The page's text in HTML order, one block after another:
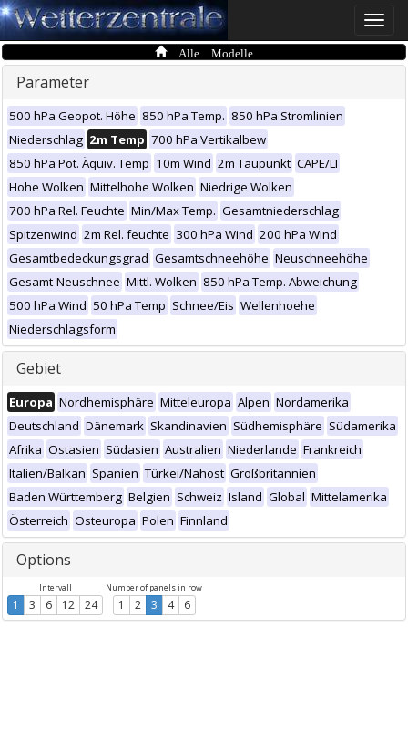
Toggle
Alle Modelle
Parameter
500 hPa Geopot. Höhe 850 hPa Temp. 850 hPa Stromlinien
Niederschlag 2m Temp 700 hPa Vertikalbew
850 hPa Pot. Äquiv. Temp 10m Wind 2m Taupunkt CAPE/LI
Hohe Wolken Mittelhohe Wolken Niedrige Wolken
700 hPa Rel. Feuchte Min/Max Temp. Gesamtniederschlag
Spitzenwind 2m Rel. feuchte 300 hPa Wind 200 hPa Wind
Gesamtbedeckungsgrad Gesamtschneehöhe Neuschneehöhe
Gesamt-Neuschnee Mittl. Wolken 850 hPa Temp. Abweichung
500 hPa Wind 50 hPa Temp Schnee/Eis Wellenhoehe
Niederschlagsform
Gebiet
Europa Nordhemisphäre Mitteleuropa Alpen Nordamerika
Deutschland Dänemark Skandinavien Südhemisphäre Südamerika
Afrika Ostasien Südasien Australien Niederlande Frankreich
Italien/Balkan Spanien Türkei/Nahost Großbritannien
Baden Württemberg Belgien Schweiz Island Global Mittelamerika
Österreich Osteuropa Polen Finnland
Options
Intervall
1 3 6 12 24
Number of panels in row
1 2 3 4 6